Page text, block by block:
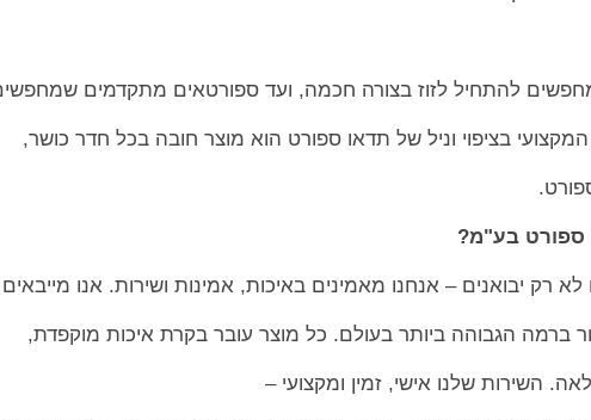
להתחיל לזוז בצורה חכמה, ועד ספורטאים מתקדמים
בציפוי וניל של תדאו ספורט הוא מוצר חובה בכל חדר כושר,
ספורט בע"מ?
ברמה הגבוהה ביותר בעולם. כל מוצר עובר בקרת איכות מוקפדת,
השירות שלנו אישי, זמין ומקצועי –